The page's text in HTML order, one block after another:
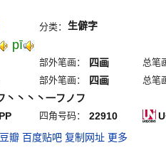
分类： 生僻字
pī
部外笔画： 四画
总笔
部外笔画： 四画
总笔
丶丶丶丶一フノフ
四角号码： 22910
豆瓣 百度贴吧 复制网址 更多